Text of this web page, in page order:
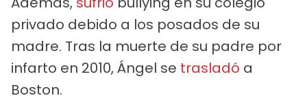
privado debido a los posados de su
madre. Tras la muerte de su padre por
infarto en 2010, Ángel se trasladó a
Boston.